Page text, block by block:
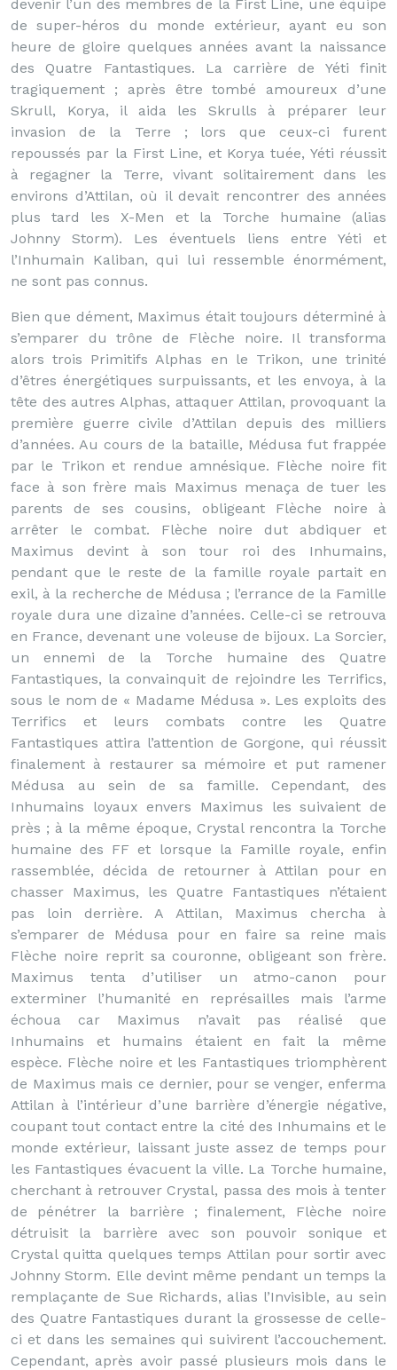
devenir l’un des membres de la First Line, une équipe
de super-héros du monde extérieur, ayant eu son
heure de gloire quelques années avant la naissance
des Quatre Fantastiques. La carrière de Yéti finit
tragiquement ; après être tombé amoureux d’une
Skrull, Korya, il aida les Skrulls à préparer leur
invasion de la Terre ; lors que ceux-ci furent
repoussés par la First Line, et Korya tuée, Yéti réussit
à regagner la Terre, vivant solitairement dans les
environs d’Attilan, où il devait rencontrer des années
plus tard les X-Men et la Torche humaine (alias
Johnny Storm). Les éventuels liens entre Yéti et
l’Inhumain Kaliban, qui lui ressemble énormément,
ne sont pas connus.
Bien que dément, Maximus était toujours déterminé à
s’emparer du trône de Flèche noire. Il transforma
alors trois Primitifs Alphas en le Trikon, une trinité
d’êtres énergétiques surpuissants, et les envoya, à la
tête des autres Alphas, attaquer Attilan, provoquant la
première guerre civile d’Attilan depuis des milliers
d’années. Au cours de la bataille, Médusa fut frappée
par le Trikon et rendue amnésique. Flèche noire fit
face à son frère mais Maximus menaça de tuer les
parents de ses cousins, obligeant Flèche noire à
arrêter le combat. Flèche noire dut abdiquer et
Maximus devint à son tour roi des Inhumains,
pendant que le reste de la famille royale partait en
exil, à la recherche de Médusa ; l’errance de la Famille
royale dura une dizaine d’années. Celle-ci se retrouva
en France, devenant une voleuse de bijoux. La Sorcier,
un ennemi de la Torche humaine des Quatre
Fantastiques, la convainquit de rejoindre les Terrifics,
sous le nom de « Madame Médusa ». Les exploits des
Terrifics et leurs combats contre les Quatre
Fantastiques attira l’attention de Gorgone, qui réussit
finalement à restaurer sa mémoire et put ramener
Médusa au sein de sa famille. Cependant, des
Inhumains loyaux envers Maximus les suivaient de
près ; à la même époque, Crystal rencontra la Torche
humaine des FF et lorsque la Famille royale, enfin
rassemblée, décida de retourner à Attilan pour en
chasser Maximus, les Quatre Fantastiques n’étaient
pas loin derrière. A Attilan, Maximus chercha à
s’emparer de Médusa pour en faire sa reine mais
Flèche noire reprit sa couronne, obligeant son frère.
Maximus tenta d’utiliser un atmo-canon pour
exterminer l’humanité en représailles mais l’arme
échoua car Maximus n’avait pas réalisé que
Inhumains et humains étaient en fait la même
espèce. Flèche noire et les Fantastiques triomphèrent
de Maximus mais ce dernier, pour se venger, enferma
Attilan à l’intérieur d’une barrière d’énergie négative,
coupant tout contact entre la cité des Inhumains et le
monde extérieur, laissant juste assez de temps pour
les Fantastiques évacuent la ville. La Torche humaine,
cherchant à retrouver Crystal, passa des mois à tenter
de pénétrer la barrière ; finalement, Flèche noire
détruisit la barrière avec son pouvoir sonique et
Crystal quitta quelques temps Attilan pour sortir avec
Johnny Storm. Elle devint même pendant un temps la
remplaçante de Sue Richards, alias l’Invisible, au sein
des Quatre Fantastiques durant la grossesse de celle-
ci et dans les semaines qui suivirent l’accouchement.
Cependant, après avoir passé plusieurs mois dans le